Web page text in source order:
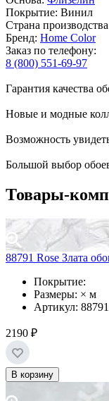
Покрытие: Винил
Страна
Бренд: Home Color
Заказ по телефону:
8 (800) 551-69-97
Гарантия качества
Новые и модные
Возможность
Большой выбор
Товары-
88791 Rose Злата
Покрытие:
Размеры: × м
Артикул: 88791
2190 ₽
В корзину